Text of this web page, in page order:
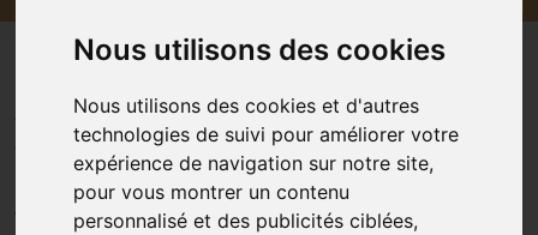
Nous utilisons des cookies
Nous utilisons des cookies et d'autres
technologies de suivi pour améliorer votre
expérience de navigation sur notre site,
pour vous montrer un contenu
personnalisé et des publicités ciblées,
Acetylcystéine 200 mg
Viatris Sachets x20
MYLAN